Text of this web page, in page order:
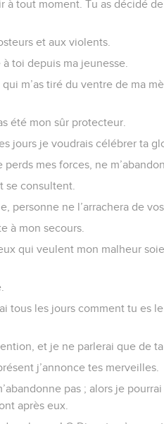
tout moment. Tu as décidé
et aux violents.
toi depuis ma jeunesse.
m’as tiré du ventre de ma
été mon sûr protecteur.
jours je voudrais célébrer ta
mes forces, ne
se consultent.
personne ne l’arrachera de
à mon secours.
qui veulent mon malheur
tous les jours comment tu es
et je ne parlerai que de ta
j’annonce tes merveilles.
pas ; alors je
après eux.